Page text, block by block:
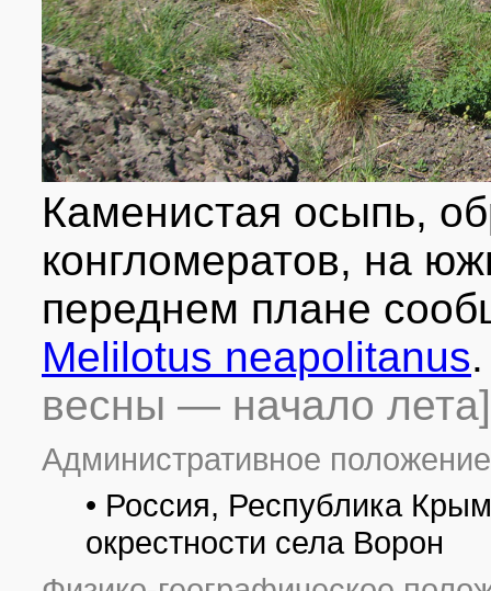
Каменистая осыпь,
конгломератов, на
переднем плане
Melilotus neapolitanus
весны — начало лета]
Административное
• Россия, Республика
окрестности села Ворон